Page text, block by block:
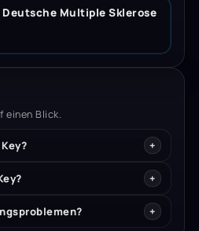
Deutsche Multiple Sklerose
einen Blick.